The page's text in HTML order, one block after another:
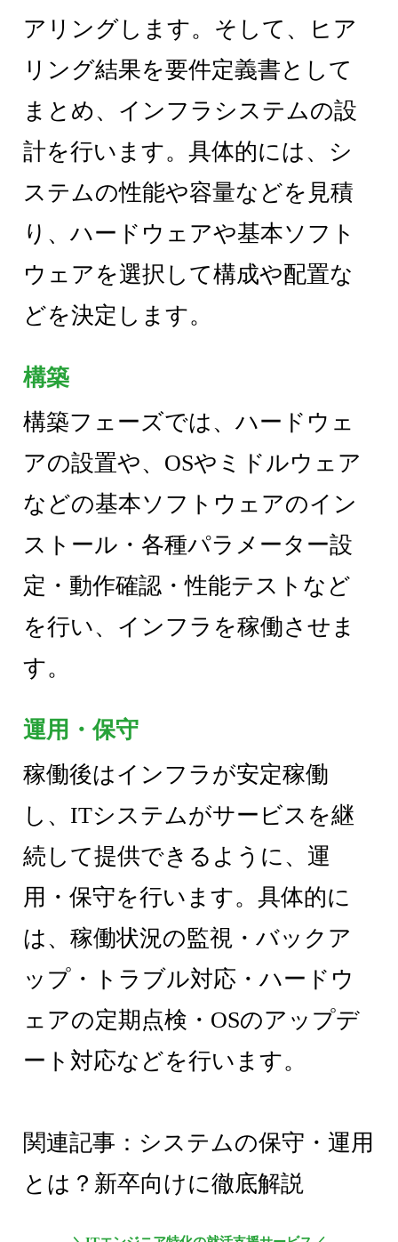
アリングします。そして、ヒア
リング結果を要件定義書として
まとめ、インフラシステムの設
計を行います。具体的には、シ
ステムの性能や容量などを見積
り、ハードウェアや基本ソフト
ウェアを選択して構成や配置な
どを決定します。
構築
構築フェーズでは、ハードウェ
アの設置や、OSやミドルウェア
などの基本ソフトウェアのイン
ストール・各種パラメーター設
定・動作確認・性能テストなど
を行い、インフラを稼働させま
す。
運用・保守
稼働後はインフラが安定稼働
し、ITシステムがサービスを継
続して提供できるように、運
用・保守を行います。具体的に
は、稼働状況の監視・バックア
ップ・トラブル対応・ハードウ
ェアの定期点検・OSのアップデ
ート対応などを行います。
関連記事：システムの保守・運用
とは？新卒向けに徹底解説